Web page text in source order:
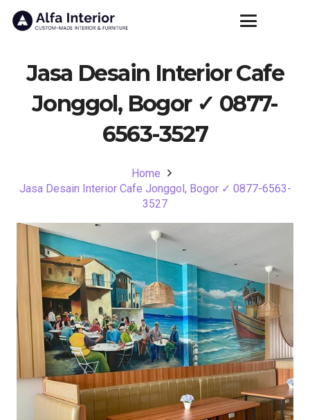
Jasa Desain Interior Cafe
Jonggol, Bogor ✓ 0877-
6563-3527
Home
Jasa Desain Interior Cafe Jonggol, Bogor ✓ 0877-6563-
3527